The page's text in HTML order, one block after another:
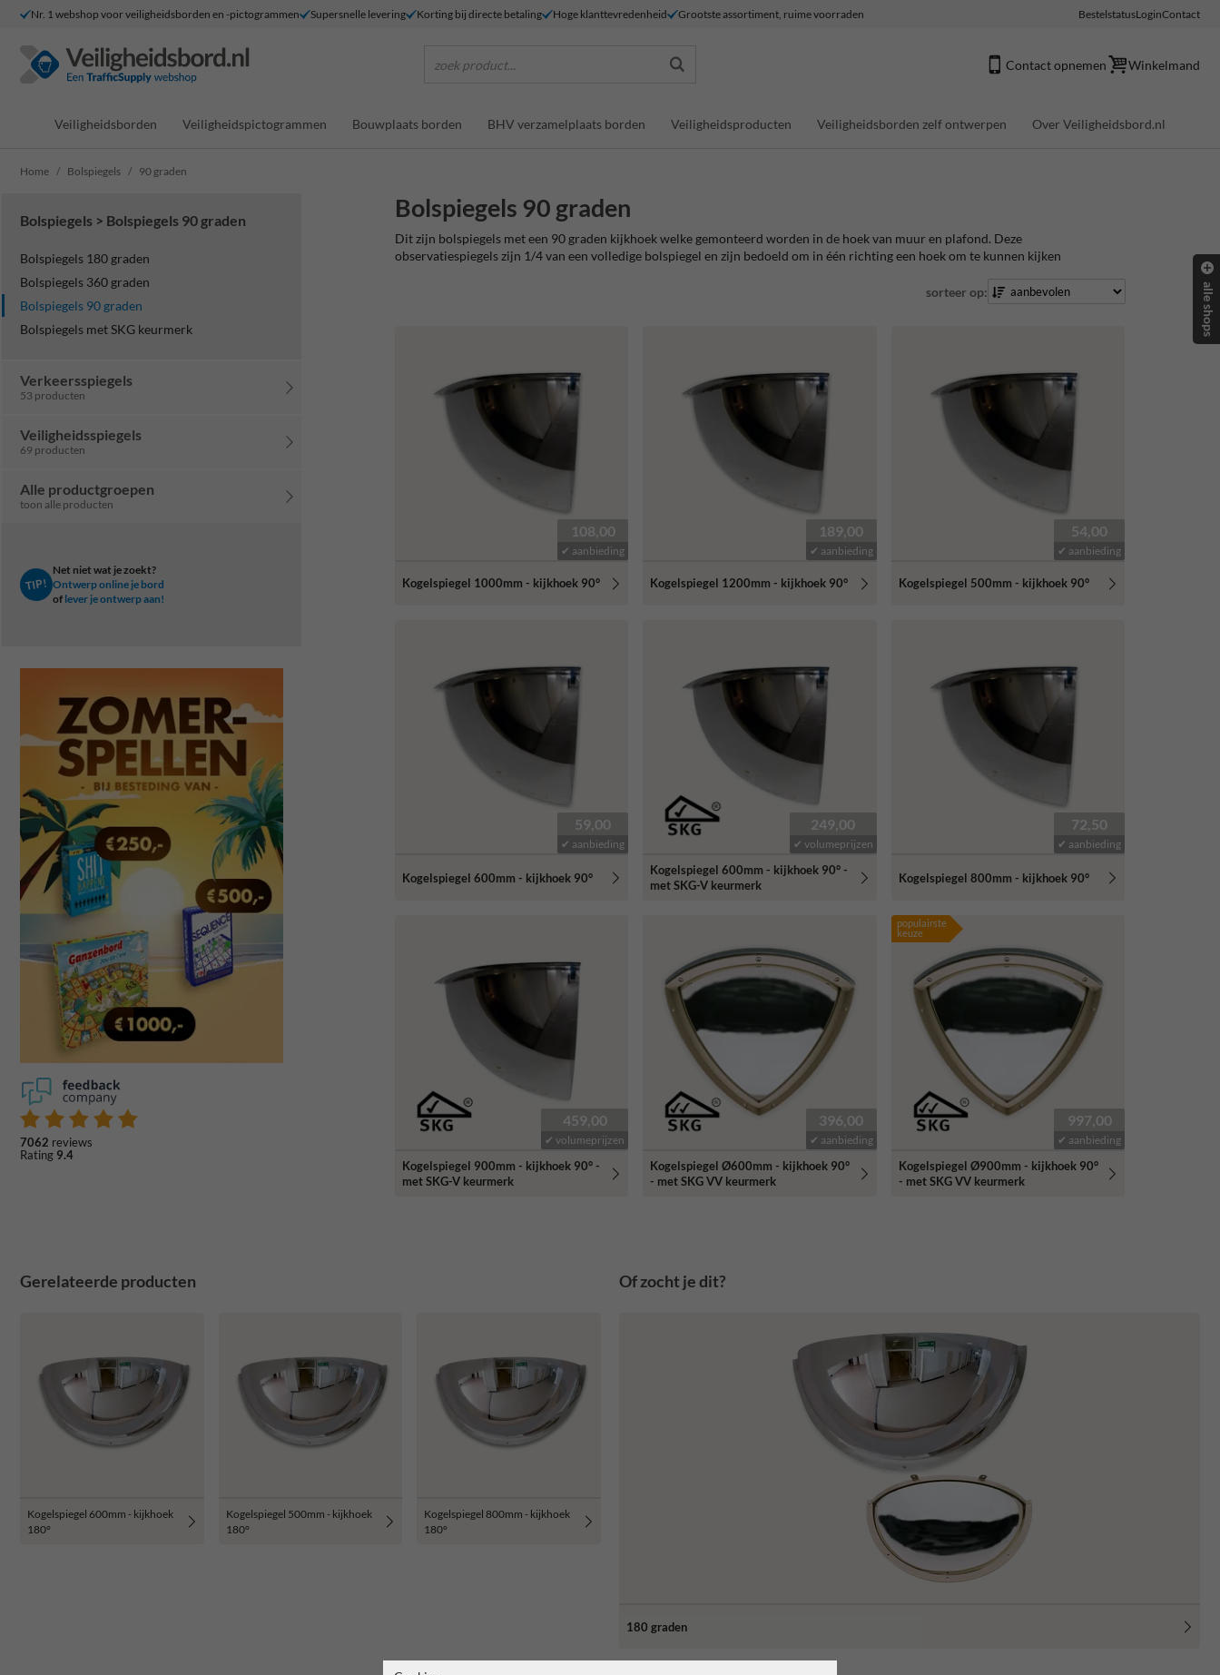
Nr. 1 webshop voor veiligheidsborden en -pictogrammen Supersnelle levering Korting bij directe betaling Hoge klanttevredenheid Grootste assortiment, ruime voorraden BestelstatusLoginContact
zoek product... Contact opnemen Winkelmand
Veiligheidsborden Veiligheidspictogrammen Bouwplaats borden BHV verzamelplaats borden Veiligheidsproducten Veiligheidsborden zelf ontwerpen Over Veiligheidsbord.nl
Home Bolspiegels 90 graden
Bolspiegels > Bolspiegels 90 graden
Bolspiegels 180 graden
Bolspiegels 360 graden
Bolspiegels 90 graden
Bolspiegels met SKG keurmerk
Verkeersspiegels
53 producten
Veiligheidsspiegels
69 producten
Alle productgroepen
toon alle producten
TIP!
Net niet wat je zoekt?
Ontwerp online je bord
of lever je ontwerp aan!
7062 reviews
Rating 9.4
Bolspiegels 90 graden
Dit zijn bolspiegels met een 90 graden kijkhoek welke gemonteerd worden in de hoek van muur en plafond. Deze
observatiespiegels zijn 1/4 van een volledige bolspiegel en zijn bedoeld om in één richting een hoek om te kunnen kijken
sorteer op:
108,00
✔ aanbieding
Kogelspiegel 1000mm - kijkhoek 90°
189,00
✔ aanbieding
Kogelspiegel 1200mm - kijkhoek 90°
54,00
✔ aanbieding
Kogelspiegel 500mm - kijkhoek 90°
59,00
✔ aanbieding
Kogelspiegel 600mm - kijkhoek 90°
249,00
✔ volumeprijzen
Kogelspiegel 600mm - kijkhoek 90° -
met SKG-V keurmerk
72,50
✔ aanbieding
Kogelspiegel 800mm - kijkhoek 90°
459,00
✔ volumeprijzen
Kogelspiegel 900mm - kijkhoek 90° -
met SKG-V keurmerk
396,00
✔ aanbieding
Kogelspiegel Ø600mm - kijkhoek 90°
- met SKG VV keurmerk
populairste
keuze
997,00
✔ aanbieding
Kogelspiegel Ø900mm - kijkhoek 90°
- met SKG VV keurmerk
Gerelateerde producten
Kogelspiegel 600mm - kijkhoek
180°
Kogelspiegel 500mm - kijkhoek
180°
Kogelspiegel 800mm - kijkhoek
180°
Of zocht je dit?
180 graden
alle shops